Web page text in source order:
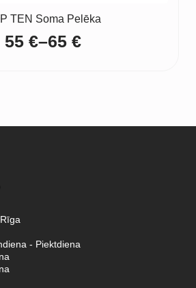
TEN Soma Pelēka
55 €–65 €
Price
65 €
- Piektdiena